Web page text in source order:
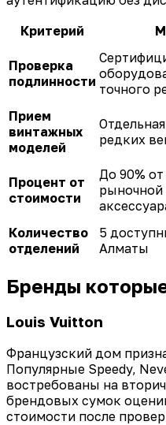
Критерий
Проверка
подлинности точного
Прием
винтажных
моделей
редких
Процент от
стоимости
До 90%
Количество
отделений
5
Алматы
Бренды
Louis Vuitton
Французский дом
Популярные Speedy,
востребованы на
брендовых сумок
стоимости после